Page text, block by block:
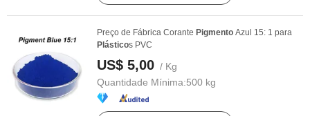
Preço de Fábrica Corante Pigmento Azul 15: 1 para
Plásticos PVC
US$ 5,00 / Kg
Quantidade Mínima:500 kg